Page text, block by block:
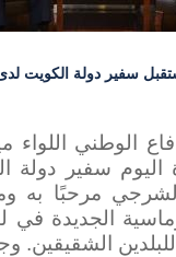
سفير دولة الكويت
الوطني
اليوم سفير دولة
مرحبًا به
الجديدة في
الشقيقين.